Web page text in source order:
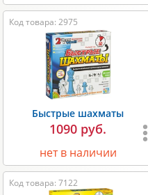
Код товара: 2975
Быстрые шахматы
1090 руб.
нет в наличии
Код товара: 7122